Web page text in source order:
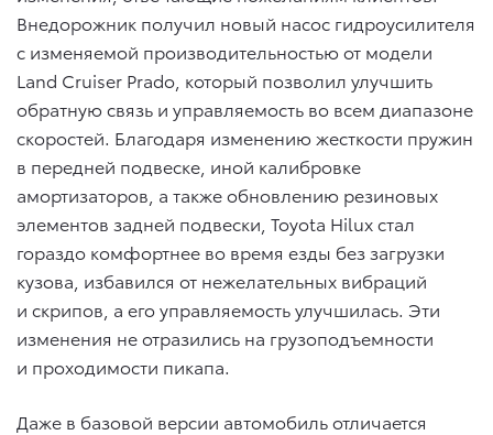
Внедорожник получил новый насос гидроусилителя
c изменяемой производительностью от модели
Land Cruiser Prado, который позволил улучшить
обратную связь и управляемость во всем диапазоне
скоростей. Благодаря изменению жесткости пружин
в передней подвеске, иной калибровке
амортизаторов, а также обновлению резиновых
элементов задней подвески, Toyota Hilux стал
гораздо комфортнее во время езды без загрузки
кузова, избавился от нежелательных вибраций
и скрипов, а его управляемость улучшилась. Эти
изменения не отразились на грузоподъемности
и проходимости пикапа.
Даже в базовой версии автомобиль отличается